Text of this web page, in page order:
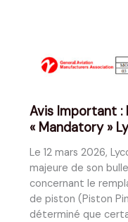
Avis Important :
« Mandatory »
Le 12 mars 2026,
majeure de son
concernant le
de piston (Piston
déterminé que